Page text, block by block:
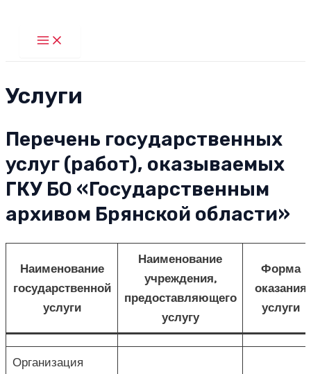
Main
Menu
Услуги
Перечень государственных
услуг (работ), оказываемых
ГКУ БО «Государственным
архивом Брянской области»
Наименование
государственной
услуги
Наименование
учреждения,
предоставляющего
услугу
Форма
оказания
услуги
Организация